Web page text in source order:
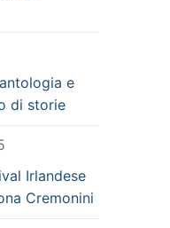
e
di storie
Irlandese
Cremonini